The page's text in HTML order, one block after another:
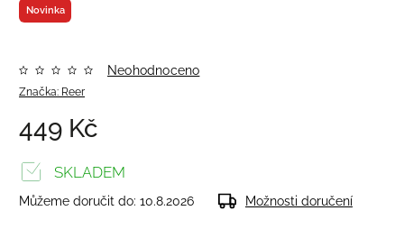
Novinka
Značka: Reer
Neohodnoceno
449 Kč
SKLADEM
Můžeme doručit do: 10.8.2026 Možnosti doručení